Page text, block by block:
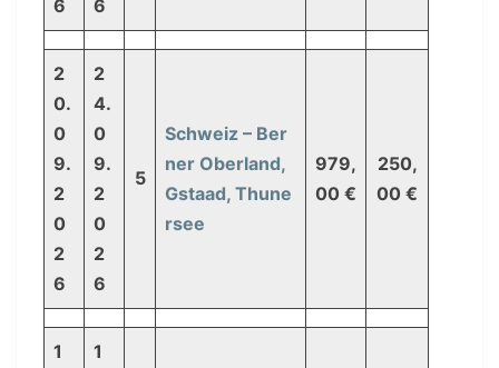
6
6
2
0.
0
9.
2
0
2
6
2
4.
0
9.
2
0
2
6
5
Schweiz – Ber
ner Oberland,
Gstaad, Thune
rsee
979,
00 €
250,
00 €
1 1